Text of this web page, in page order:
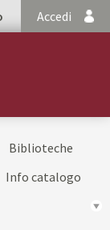
Accedi
Biblioteche
Info catalogo